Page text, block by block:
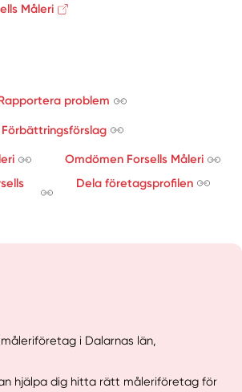
Måleri
problem
Förbättringsförslag
Omdömen Forsells Måleri
Dela företagsprofilen
i Dalarnas län,
hjälpa dig hitta rätt måleriföretag för